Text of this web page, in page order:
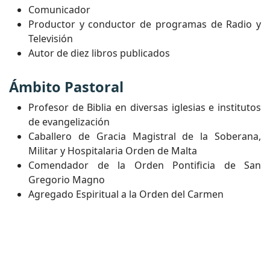
Comunicador
Productor y conductor de programas de Radio y
Televisión
Autor de diez libros publicados
Ámbito Pastoral
Profesor de Biblia en diversas iglesias e institutos
de evangelización
Caballero de Gracia Magistral de la Soberana,
Militar y Hospitalaria Orden de Malta
Comendador de la Orden Pontificia de San
Gregorio Magno
Agregado Espiritual a la Orden del Carmen